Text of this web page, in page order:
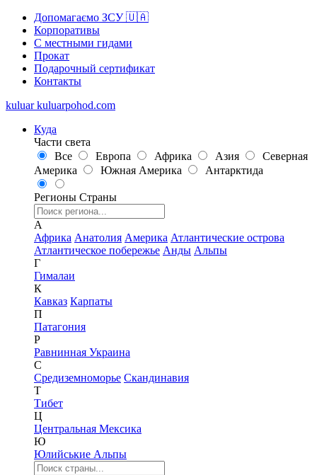
Допомагаємо ЗСУ 🇺🇦
Корпоративы
С местными гидами
Прокат
Подарочный сертификат
Контакты
kuluar kuluarpohod.com
Куда
Части света
Все
Европа Африка Азия
Северная
Америка
Южная Америка Антарктида
Регионы Страны
А
Африка Анатолия Америка Атлантические острова
Атлантическое побережье Анды Альпы
Г
Гималаи
К
Кавказ Карпаты
П
Патагония
Р
Равнинная Украина
С
Средиземноморье Скандинавия
Т
Тибет
Ц
Центральная Мексика
Ю
Юлийськие Альпы